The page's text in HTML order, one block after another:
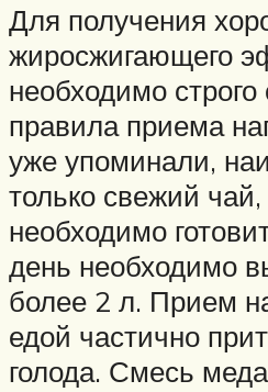
Для получения
жиросжигающего
необходимо
правила приема
уже упоминали,
только свежий чай,
необходимо
день необходимо
более 2 л. Прием
едой частично
голода. Смесь